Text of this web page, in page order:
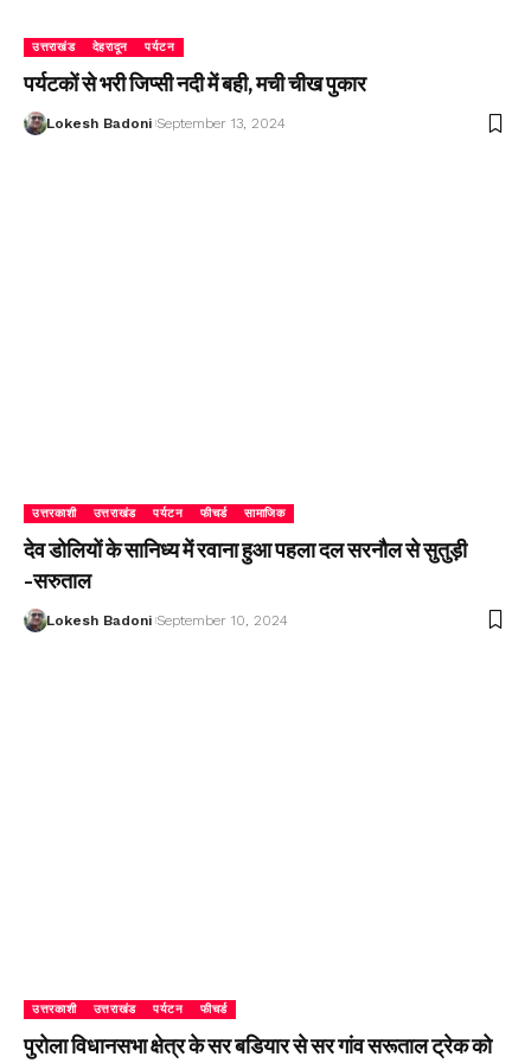
उत्तराखंड देहरादून पर्यटन
पर्यटकों से भरी जिप्सी नदी में बही, मची चीख पुकार
Lokesh Badoni September 13, 2024
उत्तरकाशी उत्तराखंड पर्यटन फीचर्ड सामाजिक
देव डोलियों के सानिध्य में रवाना हुआ पहला दल सरनौल से सुतुड़ी
-सरुताल
Lokesh Badoni September 10, 2024
उत्तरकाशी उत्तराखंड पर्यटन फीचर्ड
पुरोला विधानसभा क्षेत्र के सर बडियार से सर गांव सरूताल ट्रेक को